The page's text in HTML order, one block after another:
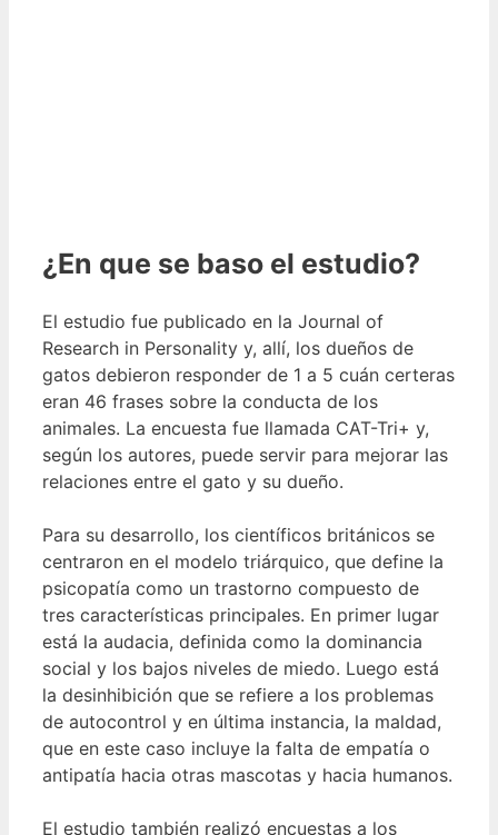
¿En que se baso el estudio?
El estudio fue publicado en la Journal of
Research in Personality y, allí, los dueños de
gatos debieron responder de 1 a 5 cuán certeras
eran 46 frases sobre la conducta de los
animales. La encuesta fue llamada CAT-Tri+ y,
según los autores, puede servir para mejorar las
relaciones entre el gato y su dueño.
Para su desarrollo, los científicos británicos se
centraron en el modelo triárquico, que define la
psicopatía como un trastorno compuesto de
tres características principales. En primer lugar
está la audacia, definida como la dominancia
social y los bajos niveles de miedo. Luego está
la desinhibición que se refiere a los problemas
de autocontrol y en última instancia, la maldad,
que en este caso incluye la falta de empatía o
antipatía hacia otras mascotas y hacia humanos.
El estudio también realizó encuestas a los